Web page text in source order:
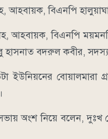
আহবায়ক, বিএনপি
আহবায়ক, বিএনপি
বদরুল কবীর,
ইউনিয়নের বোয়ালমারা
অংশ নিয়ে বলেন,